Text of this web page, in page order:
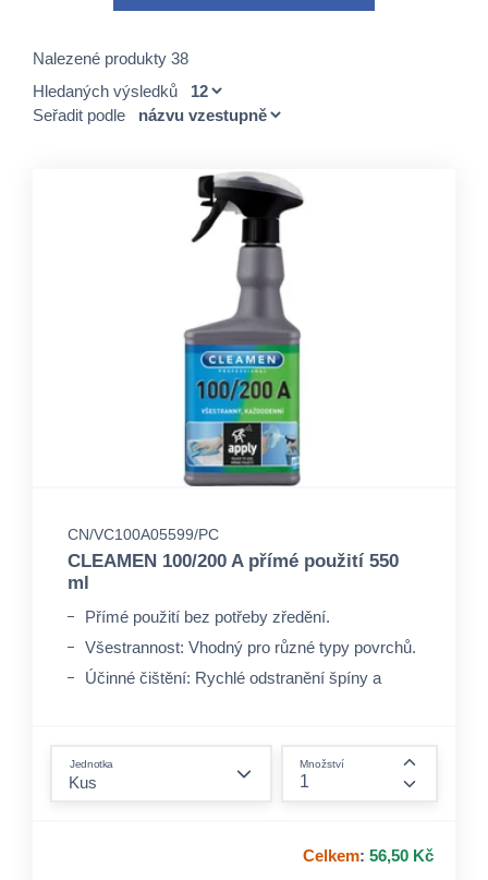
Nalezené produkty 38
Hledaných výsledků
Seřadit podle
CN/VC100A05599/PC
CLEAMEN 100/200 A přímé použití 550
ml
Přímé použití bez potřeby zředění.
Všestrannost: Vhodný pro různé typy povrchů.
Účinné čištění: Rychlé odstranění špíny a
Jednotka Množství
Celkem: 56,50 Kč